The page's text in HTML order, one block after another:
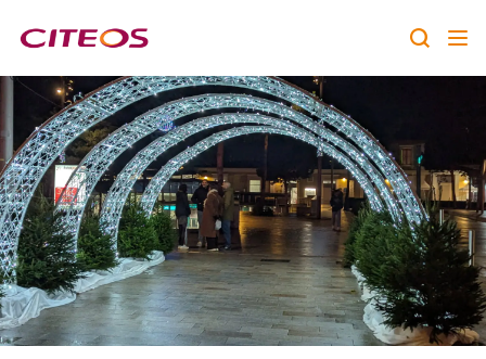
Notre identité
Nos expertises
Nos références
Nous rejoindre
Rechercher :